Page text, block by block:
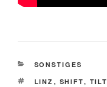
KATEGORIEN
SONSTIGES
SCHLAGWÖRTER
LINZ , SHIFT, TILT